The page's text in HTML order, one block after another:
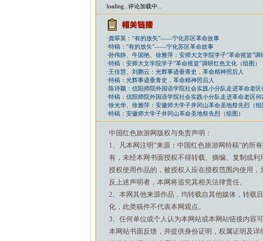
loading...评论加载中...
·龚翠英：“有的放矢”——宁化苏区革命故事
·特稿：“有的放矢”——宁化苏区革命故事
·孙伟静、牛国艳、徐雅萍：安师大文学院学子“革命摇篮”调
·特稿：安师大文学院学子“革命摇篮”调研红色文化（组图）
·王佳慧、刘鹏云：光辉事迹垂青史，革命精神照后人
·特稿：光辉事迹垂青史，革命精神照后人
·陈诗颖：信阳师院外国语学院社会实践小分队走进革命老区
·特稿：信阳师院外国语学院社会实践小分队走进革命老区何
·徐光华、徐雅萍：安徽师大学子井冈山革命圣地祭先烈（组
·特稿：安徽师大学子井冈山革命圣地祭先烈（组图）
中国红色旅游网版权与免责声明：
1、凡本网注明“来源：中国红色旅游网特稿”的所
有，未经本网书面授权不得转载、摘编、复制或利
授权使用作品的，被授权人应在授权范围内使用，
反上述声明者，本网将追究其相关法律责任。
2、本网其他来源作品，均转载自其他媒体，转载
化，此类稿件不代表本网观点。
3、任何单位或个人认为本网站或本网站链接内容
本网站书面反馈，并提供身份证明，权属证明及